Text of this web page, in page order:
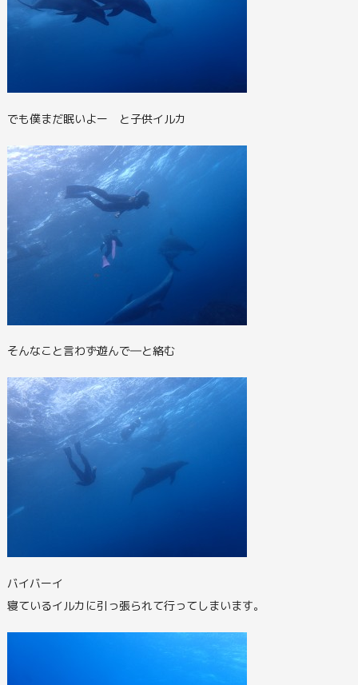
でも僕まだ眠いよー と子供イルカ
そんなこと言わず遊んで―と絡む
バイバーイ
寝ているイルカに引っ張られて行ってしまいます。